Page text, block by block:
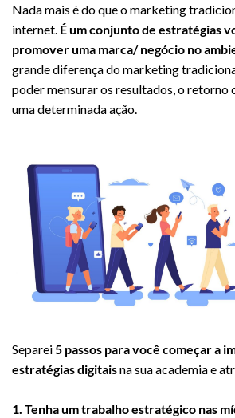
Nada mais é do que o marketing
internet. É um conjunto de estratégias
promover uma marca/ negócio no
grande diferença do marketing
poder mensurar os resultados, o retorno
uma determinada ação.
Separei5 passos para você começar a
estratégias digitaisna sua academia e
1. Tenha um trabalho estratégico nas